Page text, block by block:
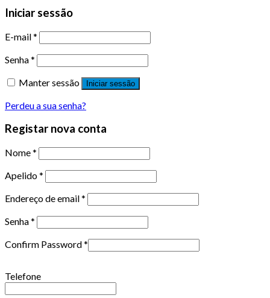
Iniciar sessão
E-mail*
Senha*
Manter sessão
Iniciar sessão
Perdeu a sua senha?
Registar nova conta
Nome*
Apelido*
Endereço de email*
Senha*
Confirm Password*
Telefone